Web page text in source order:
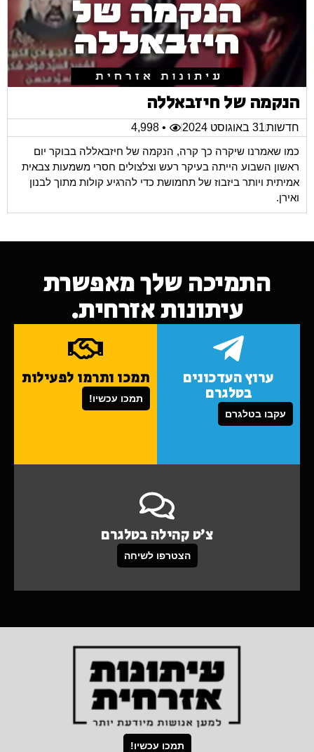
הנקמה של חיזבאללה
חדשות31 באוגוסט 2024
• 4,998
כמו שאמרנו שיקרה כך קרה, הנקמה של חיזבאללה בבוקר יום
ראשון השבוע הייתה בעיקר רעש וצלצולים חסרי משמעות צבאית
אמיתית ויותר ביזבוז של תחמושת כדי להרגיע קולות מתוך לבנון
ואירן.
התמיכה שלך מאפשרת
עיתונות אזרחית.
ערוץ העדכונים
בטלגרם
עקבו בטלגרם
תמכו ותרמו לפעילות
תמכו עכשיו!
צ'ט קהילה בטלגרם
הצטרפו לשיחה
תמכו עכשיו!